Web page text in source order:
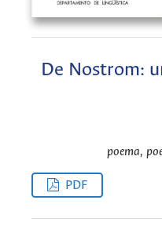
De Nostrom:
poema,
PDF